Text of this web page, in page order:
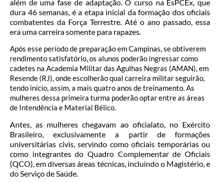
além de uma fase de adaptação. O curso na EsPCEx, que
dura 46 semanas, é a etapa inicial da formação dos oficiais
combatentes da Força Terrestre. Até o ano passado, essa
era uma carreira somente para rapazes.
Após esse período de preparação em Campinas, se obtiverem
rendimento satisfatório, os alunos poderão ingressar como
cadetes na Academia Militar das Agulhas Negras (AMAN), em
Resende (RJ), onde escolherão qual carreira militar seguirão,
tendo início, assim, a mais quatro anos de treinamento. As
mulheres dessa primeira turma poderão optar entre as áreas
de Intendência e Material Bélico.
Antes, as mulheres chegavam ao oficialato, no Exército
Brasileiro, exclusivamente a partir de formações
universitárias civis, servindo como oficiais temporárias ou
como integrantes do Quadro Complementar de Oficiais
(QCO), em diversas áreas técnicas, incluindo o Magistério, e
do Serviço de Saúde.